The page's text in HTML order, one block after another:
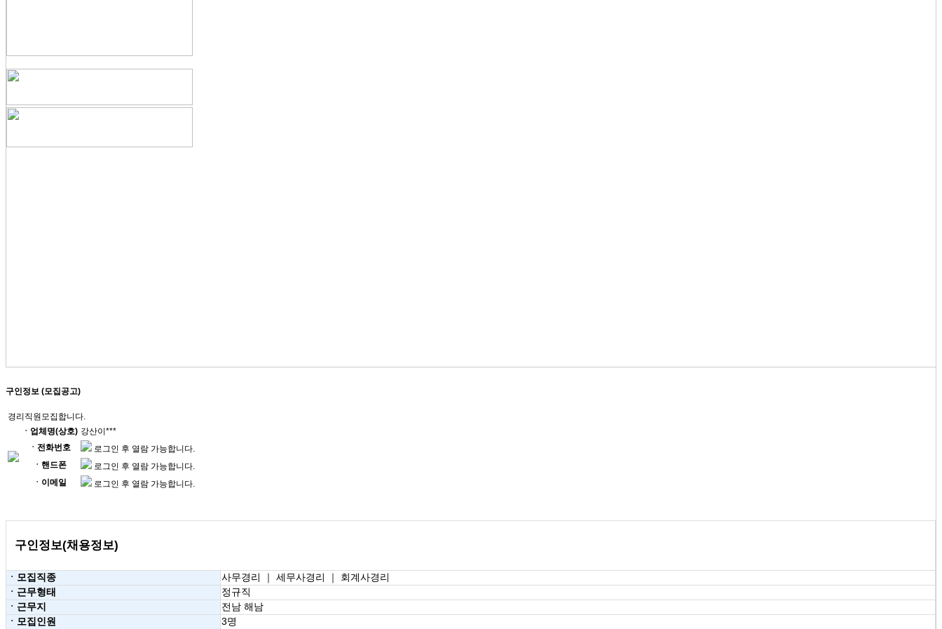
구인정보 (모집공고)
경리직원모집합니다.
ㆍ업체명(상호) 강산이***
ㆍ전화번호
로그인 후 열람 가능합니다.
ㆍ핸드폰
로그인 후 열람 가능합니다.
ㆍ이메일
로그인 후 열람 가능합니다.
구인정보(채용정보)
ㆍ모집직종
사무경리 ｜ 세무사경리 ｜ 회계사경리
ㆍ근무형태
정규직
ㆍ근무지
전남 해남
ㆍ모집인원
3명